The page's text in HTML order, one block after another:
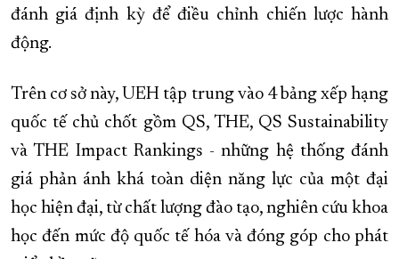
đánh giá định kỳ để điều chỉnh chiến lược hành
động.
Trên cơ sở này, UEH tập trung vào 4 bảng xếp hạng
quốc tế chủ chốt gồm QS, THE, QS Sustainability
và THE Impact Rankings - những hệ thống đánh
giá phản ánh khá toàn diện năng lực của một đại
học hiện đại, từ chất lượng đào tạo, nghiên cứu khoa
học đến mức độ quốc tế hóa và đóng góp cho phát